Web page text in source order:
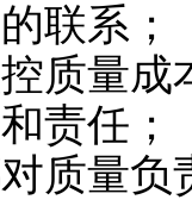
联系；
质量成
责任；
质量负